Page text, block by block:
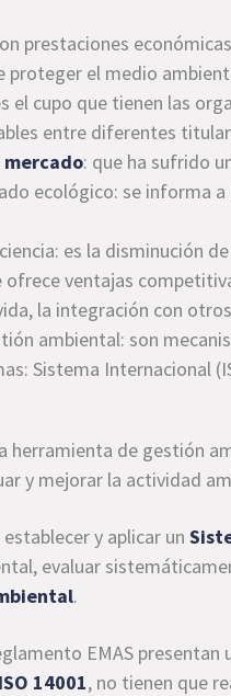
prestaciones
proteger el medio
el cupo que tienen las
entre diferentes
: que ha sufrido
ecológico: se informa
es la disminución
ventajas
la integración con
ambiental: son
Sistema Internacional
herramienta de gestión
y mejorar la actividad
establecer y aplicar un
evaluar
.
EMAS
ISO 14001, no tienen que